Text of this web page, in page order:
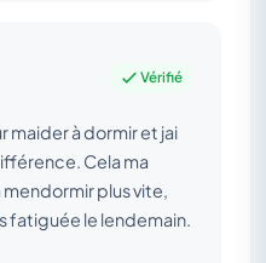
Vérifié
maider à dormir et jai
Cela ma
plus vite,
fatiguée le lendemain.